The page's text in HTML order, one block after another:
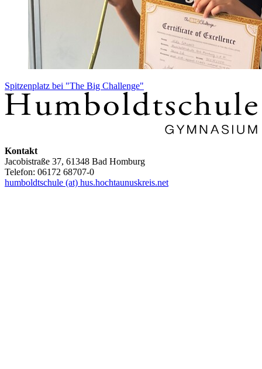
Spitzenplatz bei "The Big Challenge"
Kontakt
Jacobistraße 37, 61348 Bad Homburg
Telefon: 06172 68707-0
humboldtschule (at) hus.hochtaunuskreis.net